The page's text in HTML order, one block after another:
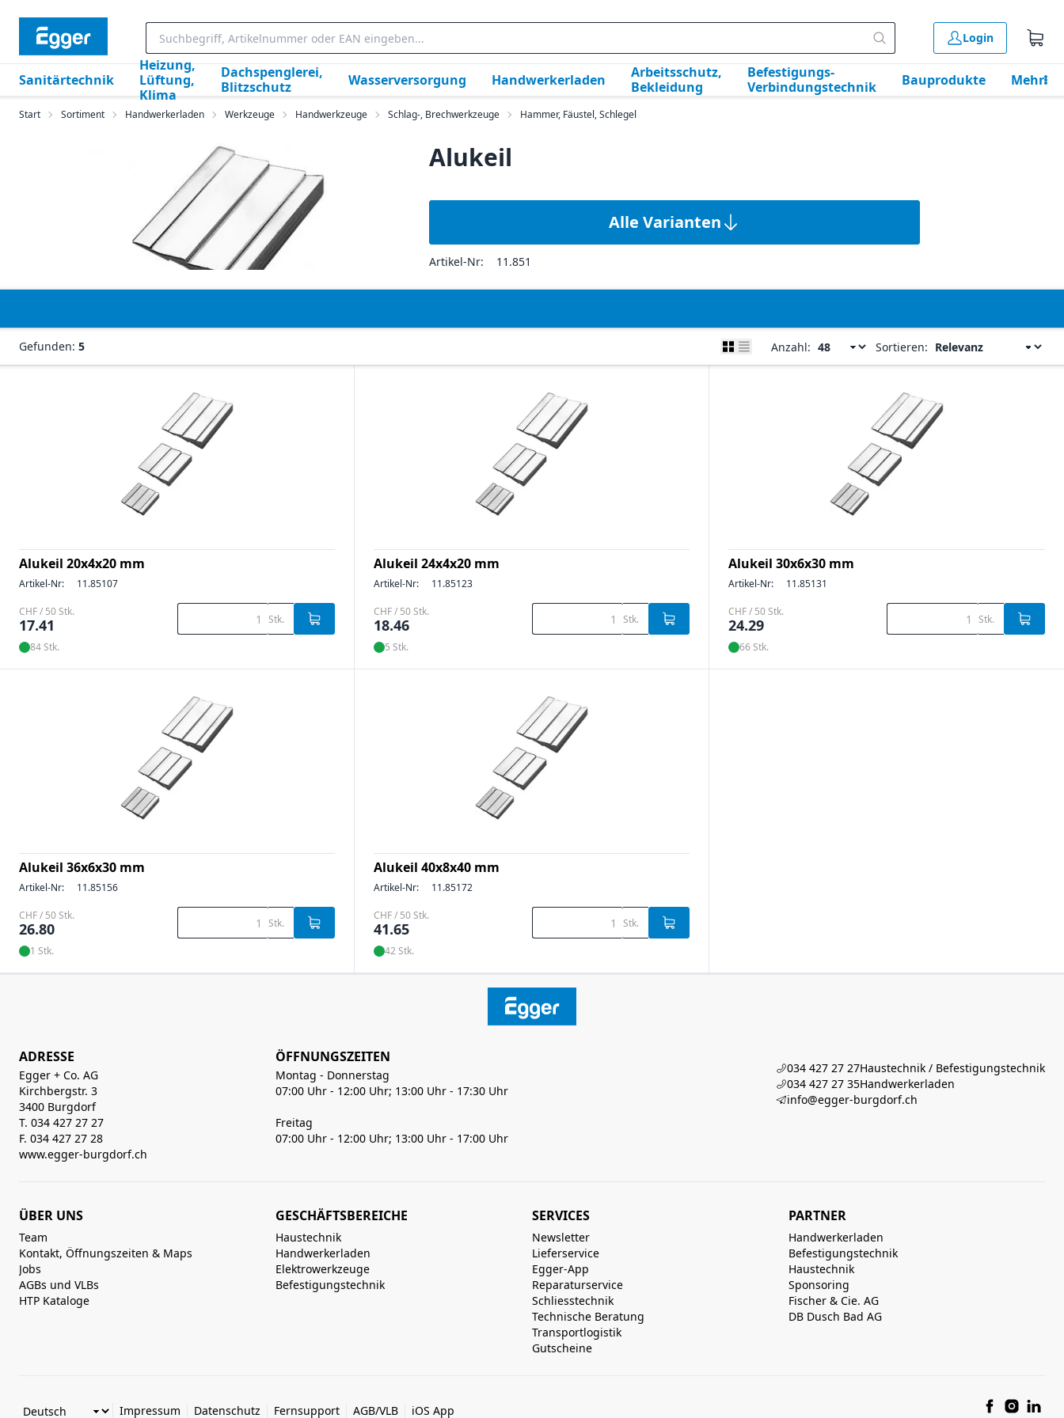
Login
Sanitärtechnik
Heizung,
Lüftung,
Klima
Dachspenglerei,
Blitzschutz
Wasserversorgung Handwerkerladen
Arbeitsschutz,
Bekleidung
Befestigungs-
Verbindungstechnik
Bauprodukte Mehr
Start Sortiment Handwerkerladen Werkzeuge Handwerkzeuge Schlag-, Brechwerkzeuge Hammer, Fäustel, Schlegel
Alukeil
Alle Varianten
Artikel-Nr: 11.851
Gefunden: 5 Anzahl: Sortieren:
Alukeil 20x4x20 mm
Artikel-Nr: 11.85107
CHF / 50 Stk.
17.41 Stk.
84 Stk.
Alukeil 24x4x20 mm
Artikel-Nr: 11.85123
CHF / 50 Stk.
18.46 Stk.
5 Stk.
Alukeil 30x6x30 mm
Artikel-Nr: 11.85131
CHF / 50 Stk.
24.29 Stk.
66 Stk.
Alukeil 36x6x30 mm
Artikel-Nr: 11.85156
CHF / 50 Stk.
26.80 Stk.
1 Stk.
Alukeil 40x8x40 mm
Artikel-Nr: 11.85172
CHF / 50 Stk.
41.65 Stk.
42 Stk.
ADRESSE
Egger + Co. AG
Kirchbergstr. 3
3400 Burgdorf
T. 034 427 27 27
F. 034 427 27 28
www.egger-burgdorf.ch
ÖFFNUNGSZEITEN
Montag - Donnerstag
07:00 Uhr - 12:00 Uhr; 13:00 Uhr - 17:30 Uhr
Freitag
07:00 Uhr - 12:00 Uhr; 13:00 Uhr - 17:00 Uhr
034 427 27 27Haustechnik / Befestigungstechnik
034 427 27 35Handwerkerladen
info@egger-burgdorf.ch
ÜBER UNS
Team
Kontakt, Öffnungszeiten & Maps
Jobs
AGBs und VLBs
HTP Kataloge
GESCHÄFTSBEREICHE
Haustechnik
Handwerkerladen
Elektrowerkzeuge
Befestigungstechnik
SERVICES
Newsletter
Lieferservice
Egger-App
Reparaturservice
Schliesstechnik
Technische Beratung
Transportlogistik
Gutscheine
PARTNER
Handwerkerladen
Befestigungstechnik
Haustechnik
Sponsoring
Fischer & Cie. AG
DB Dusch Bad AG
Impressum Datenschutz Fernsupport AGB/VLB iOS App